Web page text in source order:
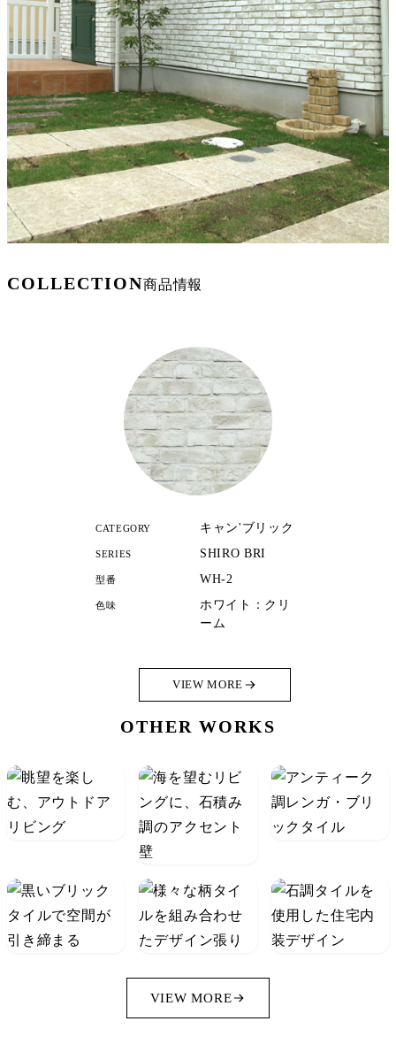
COLLECTION商品情報
CATEGORY キャン'ブリック
SERIES SHIRO BRI
型番 WH-2
色味
ホワイト：クリ
ーム
VIEW MORE
OTHER WORKS
VIEW MORE